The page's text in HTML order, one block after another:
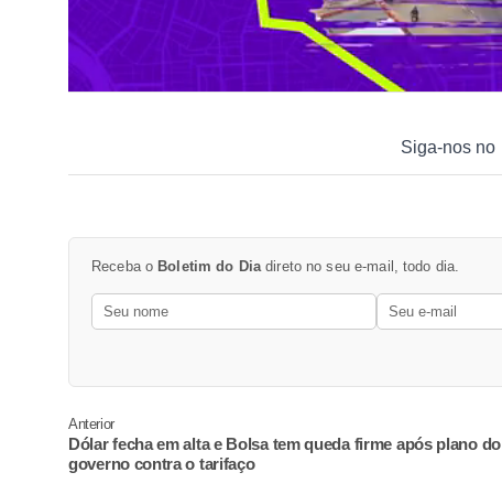
Siga-nos no
Receba o Boletim do Diadireto no seu e-mail, todo dia.
Anterior
Dólar fecha em alta e Bolsa tem queda firme após plano do
governo contra o tarifaço